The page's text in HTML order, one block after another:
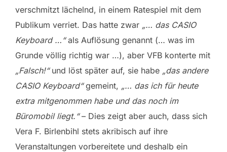
verschmitzt lächelnd, in einem Ratespiel mit dem
Publikum verriet. Das hatte zwar „… das CASIO
Keyboard …“als Auflösung genannt (… was im
Grunde völlig richtig war …), aber VFB konterte mit
„Falsch!“und löst später auf, sie habe „das andere
CASIO Keyboard“gemeint, „… das ich für heute
extra mitgenommen habe und das noch im
Büromobil liegt.“– Dies zeigt aber auch, dass sich
Vera F. Birlenbihl stets akribisch auf ihre
Veranstaltungen vorbereitete und deshalb ein